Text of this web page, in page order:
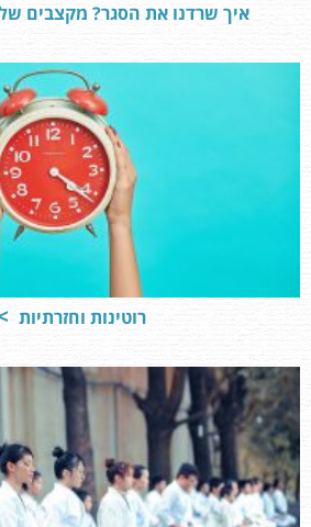
איך שרדנו את הסגר? מקצבים
רוטינות וחזרתיות